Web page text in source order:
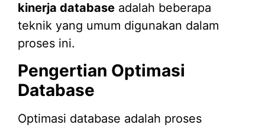
kinerja database adalah beberapa
teknik yang umum digunakan dalam
proses ini.
Pengertian Optimasi
Database
Optimasi database adalah proses